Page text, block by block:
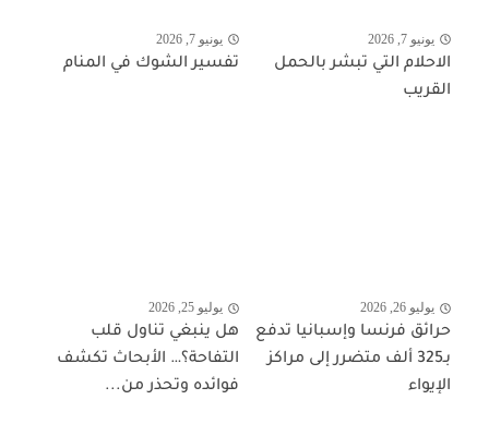
يونيو 7, 2026
الاحلام التي تبشر بالحمل
القريب
يونيو 7, 2026
تفسير الشوك في المنام
يوليو 26, 2026
حرائق فرنسا وإسبانيا تدفع
بـ325 ألف متضرر إلى مراكز
الإيواء
يوليو 25, 2026
هل ينبغي تناول قلب
التفاحة؟… الأبحاث تكشف
فوائده وتحذر من...